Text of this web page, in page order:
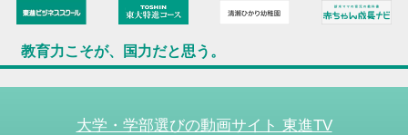
教育力こそが、国力だと思う。
大学・学部選びの動画サイト 東進TV